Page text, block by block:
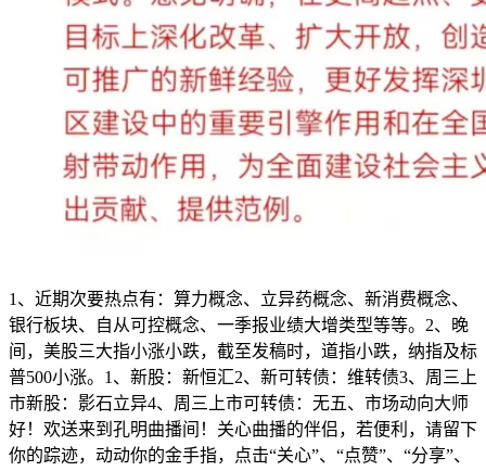
1、近期次要热点有：算力概念、立异药概念、新消费概念、
银行板块、自从可控概念、一季报业绩大增类型等等。2、晚
间，美股三大指小涨小跌，截至发稿时，道指小跌，纳指及标
普500小涨。1、新股：新恒汇2、新可转债：维转债3、周三上
市新股：影石立异4、周三上市可转债：无五、市场动向大师
好！欢送来到孔明曲播间！关心曲播的伴侣，若便利，请留下
你的踪迹，动动你的金手指，点击“关心”、“点赞”、“分享”、